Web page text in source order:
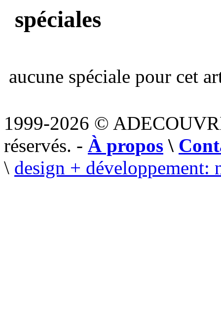
spéciales
aucune spéciale pour cet
1999-2026 ©
réservés. - À propos \
\ design + développement: